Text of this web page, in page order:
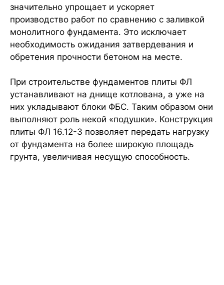
значительно упрощает и ускоряет
производство работ по сравнению с заливкой
монолитного фундамента. Это исключает
необходимость ожидания затвердевания и
обретения прочности бетоном на месте.
При строительстве фундаментов плиты ФЛ
устанавливают на днище котлована, а уже на
них укладывают блоки ФБС. Таким образом они
выполняют роль некой «подушки». Конструкция
плиты ФЛ 16.12-3 позволяет передать нагрузку
от фундамента на более широкую площадь
грунта, увеличивая несущую способность.